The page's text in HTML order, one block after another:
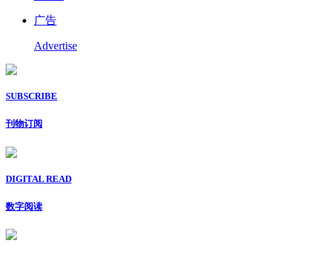
广告
Advertise
SUBSCRIBE
刊物订阅
DIGITAL READ
数字阅读